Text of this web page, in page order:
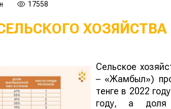
17558
Сельское
– «Жамбыл»)
тенге в 2022
году, а